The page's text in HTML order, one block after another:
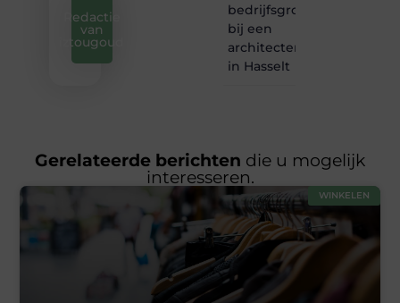
Redactie
van
iztougoud
bedrijfsgroei
bij een
architectenbureau
in Hasselt
Gerelateerde berichten die u mogelijk
interesseren.
WINKELEN